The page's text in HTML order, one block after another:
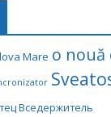
Mare o nouă
Вседержитель